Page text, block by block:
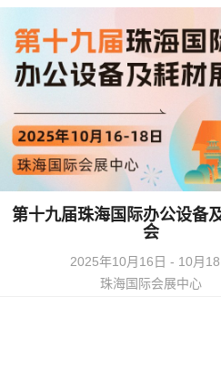
第十九届珠海国际办公设备
会
2025年10月16日 - 10月18
珠海国际会展中心